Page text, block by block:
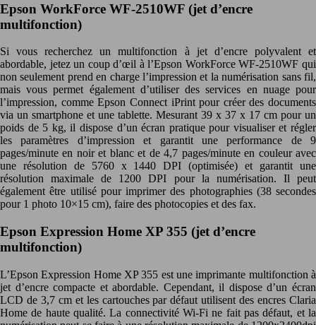
Epson WorkForce WF-2510WF (jet d’encre
multifonction)
Si vous recherchez un multifonction à jet d’encre polyvalent et
abordable, jetez un coup d’œil à l’Epson WorkForce WF-2510WF qui
non seulement prend en charge l’impression et la numérisation sans fil,
mais vous permet également d’utiliser des services en nuage pour
l’impression, comme Epson Connect iPrint pour créer des documents
via un smartphone et une tablette. Mesurant 39 x 37 x 17 cm pour un
poids de 5 kg, il dispose d’un écran pratique pour visualiser et régler
les paramètres d’impression et garantit une performance de 9
pages/minute en noir et blanc et de 4,7 pages/minute en couleur avec
une résolution de 5760 x 1440 DPI (optimisée) et garantit une
résolution maximale de 1200 DPI pour la numérisation. Il peut
également être utilisé pour imprimer des photographies (38 secondes
pour 1 photo 10×15 cm), faire des photocopies et des fax.
Epson Expression Home XP 355 (jet d’encre
multifonction)
L’Epson Expression Home XP 355 est une imprimante multifonction à
jet d’encre compacte et abordable. Cependant, il dispose d’un écran
LCD de 3,7 cm et les cartouches par défaut utilisent des encres Claria
Home de haute qualité. La connectivité Wi-Fi ne fait pas défaut, et la